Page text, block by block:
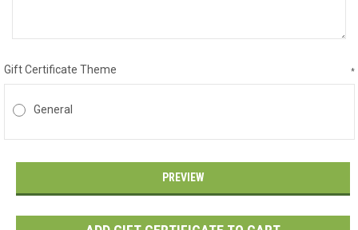
Gift Certificate Theme *
General